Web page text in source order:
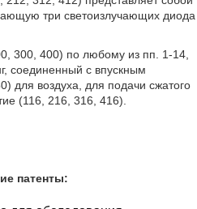
три светоизлучающих диода
300, 400) по любому из пп. 1-14,
соединенный с впускным
для воздуха, для подачи сжатого
(116, 216, 316, 416).
патенты: